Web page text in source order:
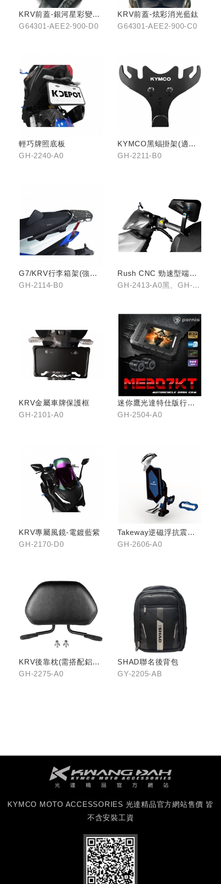
KRV前蓋-銀河星彩變色
龍
G64301-AEE2-900-D0
KRV前蓋-炫彩消光藍鈦
G64301-AEE2-900-C0
輕巧牌照底板
GH-2240-A0
KYMCO黑蝠掛架(適用
原車可收折掛
GH-2211-B0
G7/KRV行李箱架(強化)
置物版型
GH-2114-B0
Rush CNC 勁速型端子
藍鏡(黑/銀/鈦)
GH-2413-A0黑、GH-
KRV金屬車牌保護框
GH-2101-A0
迷你鷹光達特仕版行車
記錄器
GH-2504-A0
KRV專屬風鏡-電鍍藍紫
GH-2170-D0
Takeway逆磁浮抗震手
機架
GH-2606-A0
KRV後靠枕(需搭配鋁合
金扶手)
GH-2275-A0
SHAD聯名後背包
GY-2205-AB
KYMCO MOTO ACCESSORIES 光達精品官方網站售價 皆
不含安裝工資